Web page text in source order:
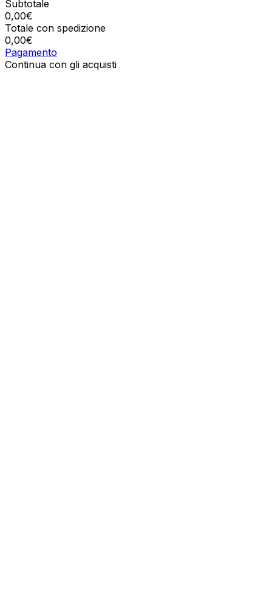
Subtotale
0,00€
Totale con spedizione
0,00€
Pagamento
Continua con gli acquisti